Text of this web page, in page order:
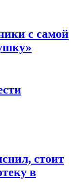
с самой
стоит
в